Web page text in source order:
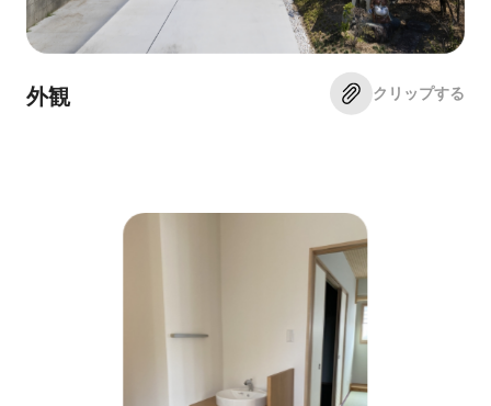
外観 クリップする